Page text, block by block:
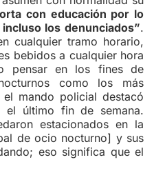
con educación por lo
los denunciados”.
cualquier tramo horario,
bebidos a cualquier hora
pensar en los fines de
como los más
mando policial destacó
el último fin de semana.
estacionados en la
de ocio nocturno] y sus
eso significa que el